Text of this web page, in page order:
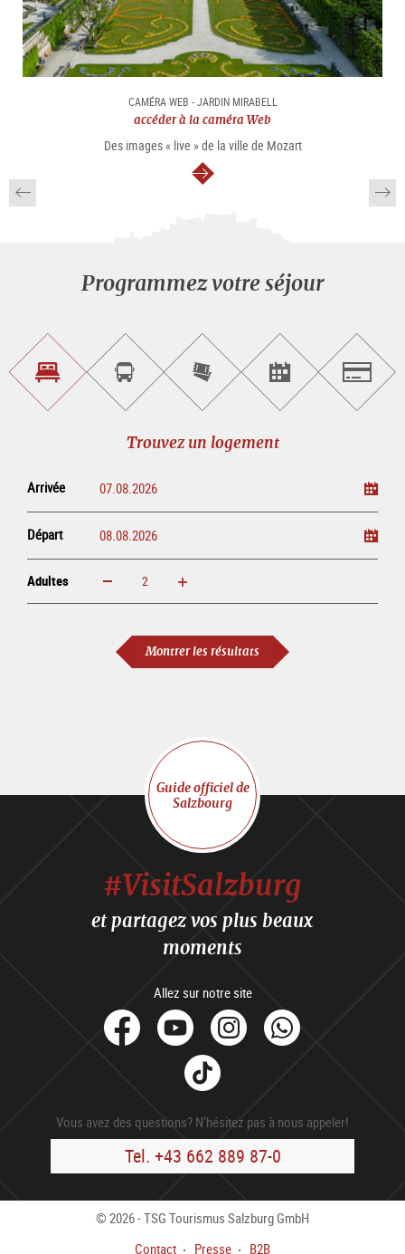
CAMÉRA WEB - JARDIN MIRABELL
accéder à la caméra Web
Des images « live » de la ville de Mozart
Continuer
Programmez votre séjour
Trouvez
un
logement
Réservez
un
tour
Achetez
les
billets
ligne
Trouvez
des
manifestations
Trouvez un logement
Arrivée
Départ
Adultes Augmenter Réduire
Montrer les résultats
Guide officiel de
Salzbourg
#VisitSalzburg
et partagez vos plus beaux
moments
Allez sur notre site
facebook
YoutubeInstagram
Tik
Tok
Vous avez des questions? N’hésitez pas à nous appeler!
Tel. +43 662 889 87-0
© 2026 - TSG Tourismus Salzburg GmbH
Contact
Presse B2B